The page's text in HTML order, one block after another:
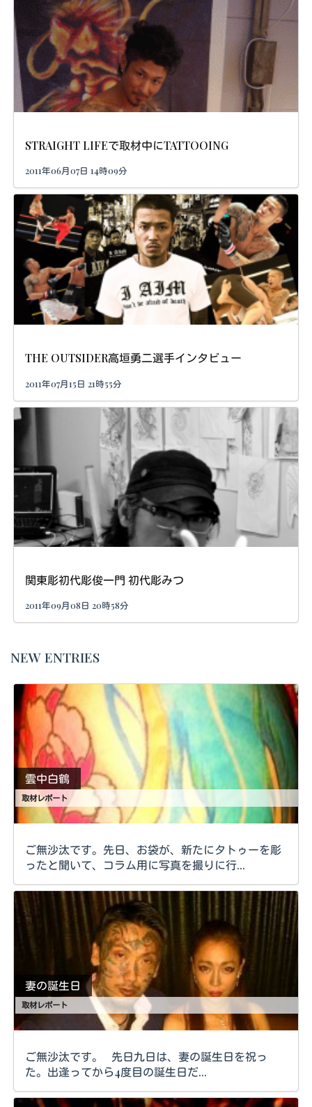
STRAIGHT LIFEで取材中にTATTOOING
2011年06月07日 14時09分
THE OUTSIDER高垣勇二選手インタビュー
2011年07月15日 21時55分
関東彫初代彫俊一門 初代彫みつ
2011年09月08日 20時58分
NEW ENTRIES
雲中白鶴
取材レポート
ご無沙汰です。先日、お袋が、新たにタトゥーを彫
ったと聞いて、コラム用に写真を撮りに行...
妻の誕生日
取材レポート
ご無沙汰です。 先日九日は、妻の誕生日を祝っ
た。出逢ってから4度目の誕生日だ...